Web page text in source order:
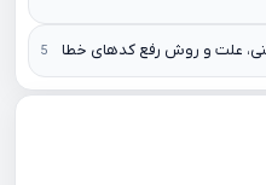
علت و روش رفع کدهای خطا